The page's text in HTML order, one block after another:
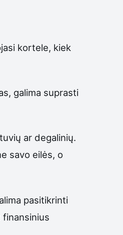
kortele, kiek
galima suprasti
ar degalinių.
savo eilės, o
pasitikrinti
finansinius